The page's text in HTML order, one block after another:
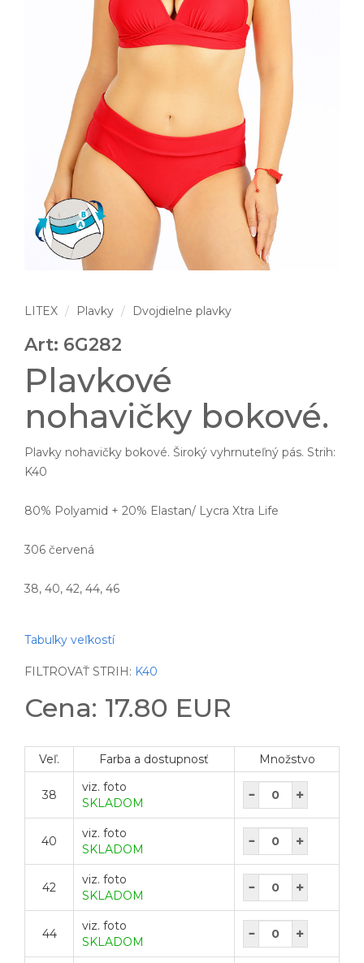
LITEX Plavky Dvojdielne plavky
Art: 6G282
Plavkové
nohavičky bokové.
Plavky nohavičky bokové. Široký vyhrnuteľný pás. Strih:
K40
80% Polyamid + 20% Elastan/ Lycra Xtra Life
306 červená
38, 40, 42, 44, 46
Tabulky veľkostí
FILTROVAŤ STRIH: K40
Cena: 17.80 EUR
Veľ. Farba a dostupnosť Množstvo
38
viz. foto
SKLADOM
40
viz. foto
SKLADOM
42
viz. foto
SKLADOM
44
viz. foto
SKLADOM